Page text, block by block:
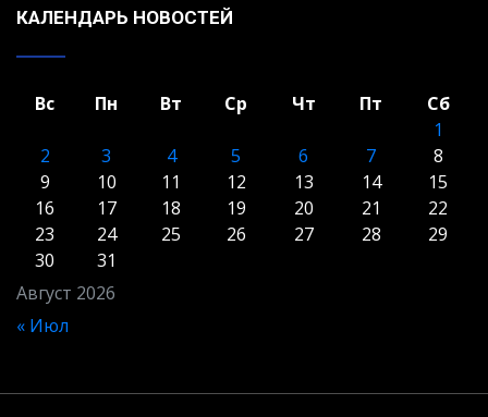
КАЛЕНДАРЬ НОВОСТЕЙ
Август 2026
Вс Пн Вт Ср Чт Пт
Сб
1
2
3 4 5 6 7
8
9
10 11 12 13 14
15
16
17 18 19 20 21
22
23
24 25 26 27 28
29
30
31
« Июл